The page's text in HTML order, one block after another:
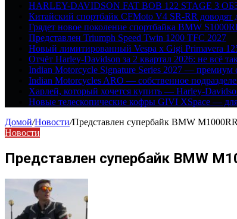
HARLEY-DAVIDSON FAT BOB 122 STAGE
Китайский спортбайк CFMoto V4 SR-RR доводят
Грядет новое поколение спортбайка BMW
Представлен Triumph Speed Twin 1200 TFC 2027
Новый лимитированный Vespa x Gigi Primavera
Отчёт Harley-Davidson за 2 квартал 2026: не всё
Indian Motorcycle Signature Series 2027 — премиум
Indian Motorcycles ARO — собственное
Харлей, который хочется купить — Harley-
Новые телескопические кофры GIVI XSpace —
Домой/Новости/Представлен супербайк BMW
Новости
Представлен супербайк BMW